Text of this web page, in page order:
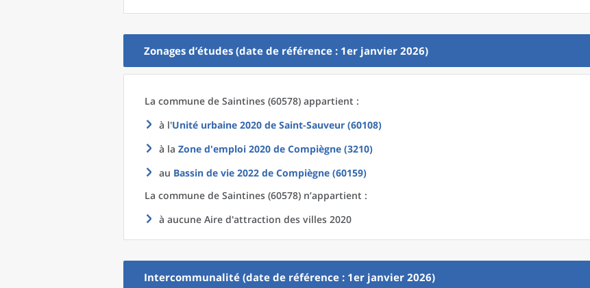
Zonages d’études (date de référence : 1er janvier 2026)
La commune de Saintines (60578) appartient :
à l'Unité urbaine 2020 de Saint-Sauveur (60108)
à la Zone d'emploi 2020 de Compiègne (3210)
au Bassin de vie 2022 de Compiègne (60159)
La commune de Saintines (60578) n’appartient :
à aucune Aire d'attraction des villes 2020
Intercommunalité (date de référence : 1er janvier 2026)